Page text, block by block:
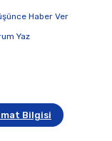
Haber Ver
Yaz
Bilgisi